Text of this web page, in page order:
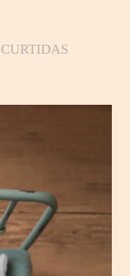
CURTIDAS